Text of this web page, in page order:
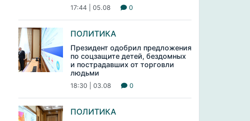
17:44 | 05.08 0
ПОЛИТИКА
Президент одобрил предложения
по соцзащите детей, бездомных
и пострадавших от торговли
людьми
18:30 | 03.08 0
ПОЛИТИКА